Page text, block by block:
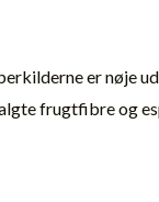
er nøje
frugtfibre og